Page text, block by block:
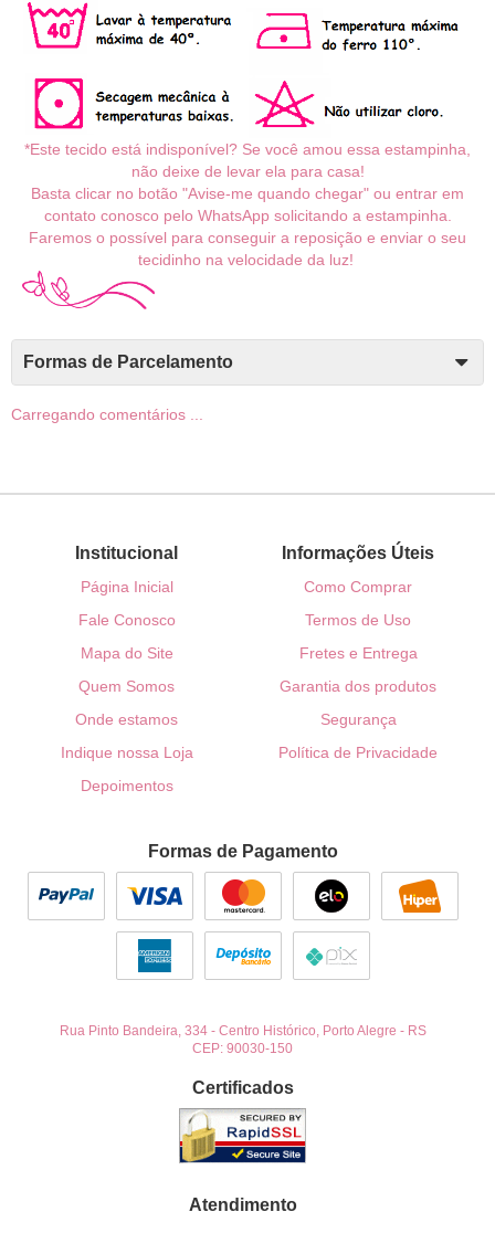
*Este tecido está indisponível? Se você amou essa estampinha,
não deixe de levar ela para casa!
Basta clicar no botão "Avise-me quando chegar" ou entrar em
contato conosco pelo WhatsApp solicitando a estampinha.
Faremos o possível para conseguir a reposição e enviar o seu
tecidinho na velocidade da luz!
Formas de Parcelamento
Carregando comentários ...
Institucional
Página Inicial
Fale Conosco
Mapa do Site
Quem Somos
Onde estamos
Indique nossa Loja
Depoimentos
Informações Úteis
Como Comprar
Termos de Uso
Fretes e Entrega
Garantia dos produtos
Segurança
Política de Privacidade
Formas de Pagamento
Rua Pinto Bandeira, 334- Centro Histórico, Porto Alegre - RS
CEP: 90030-150
Certificados
Atendimento